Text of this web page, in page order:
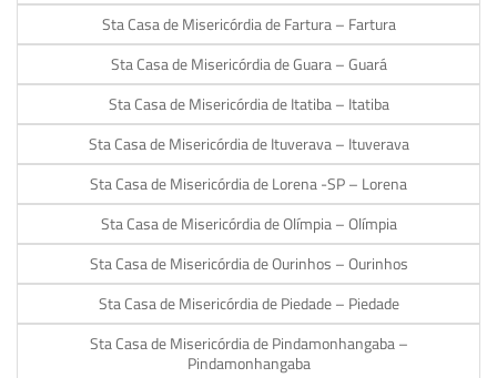
Sta Casa de Misericórdia de Fartura – Fartura
Sta Casa de Misericórdia de Guara – Guará
Sta Casa de Misericórdia de Itatiba – Itatiba
Sta Casa de Misericórdia de Ituverava – Ituverava
Sta Casa de Misericórdia de Lorena -SP – Lorena
Sta Casa de Misericórdia de Olímpia – Olímpia
Sta Casa de Misericórdia de Ourinhos – Ourinhos
Sta Casa de Misericórdia de Piedade – Piedade
Sta Casa de Misericórdia de Pindamonhangaba –
Pindamonhangaba